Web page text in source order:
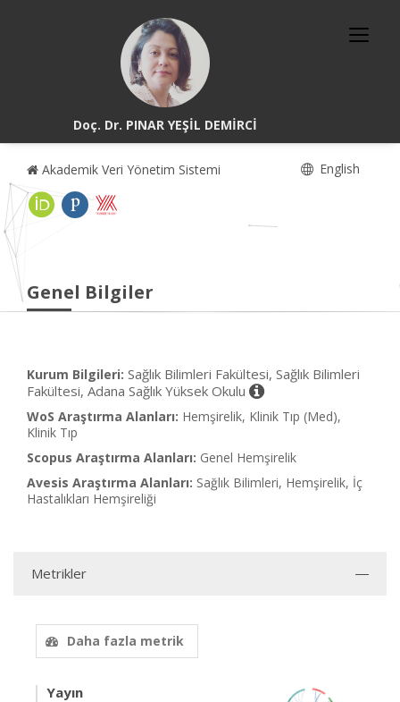
Doç. Dr. PINAR YEŞİL DEMİRCİ
Akademik Veri Yönetim Sistemi English
Genel Bilgiler
Kurum Bilgileri: Sağlık Bilimleri Fakültesi, Sağlık Bilimleri
Fakültesi, Adana Sağlık Yüksek Okulu
WoS Araştırma Alanları: Hemşirelik, Klinik Tıp (Med),
Klinik Tıp
Scopus Araştırma Alanları: Genel Hemşirelik
Avesis Araştırma Alanları: Sağlık Bilimleri, Hemşirelik, İç
Hastalıkları Hemşireliği
Metrikler
Daha fazla metrik
Yayın